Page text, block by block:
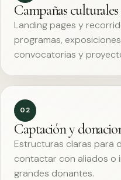
Campañas culturales
Landing pages y
programas,
convocatorias y
02
Captación y
Estructuras claras para
contactar con aliados o
grandes donantes.